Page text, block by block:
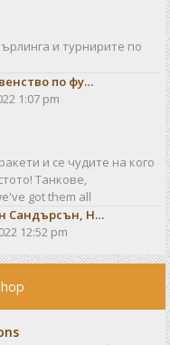
и турнирите по
по фу…
1:07 pm
и се чудите на кого
Танкове,
got them all
Сандърсън, Н…
12:52 pm